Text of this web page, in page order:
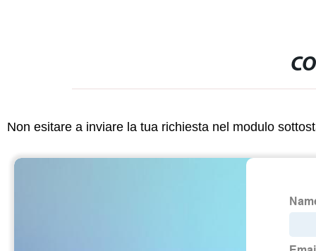
Non esitare a inviare la tua richiesta nel modulo